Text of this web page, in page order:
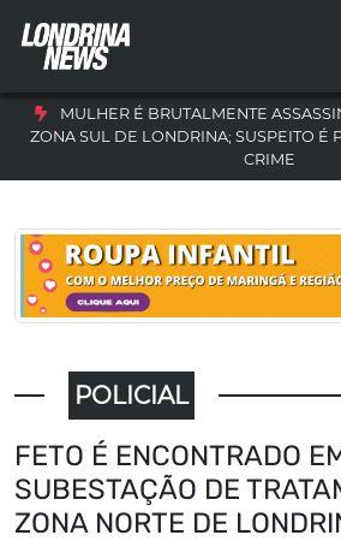
MULHER É BRUTALMENTE
ZONA SUL DE LONDRINA; SUSPEITO É
CRIME
POLICIAL
FETO É ENCONTRADO
SUBESTAÇÃO DE
ZONA NORTE DE